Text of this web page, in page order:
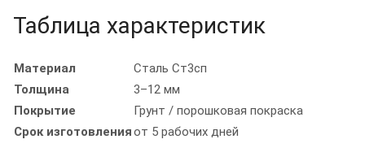
Таблица характеристик
Материал
Сталь Ст3сп
Толщина
3–12 мм
Покрытие
Грунт / порошковая покраска
Срок изготовленияот 5 рабочих дней